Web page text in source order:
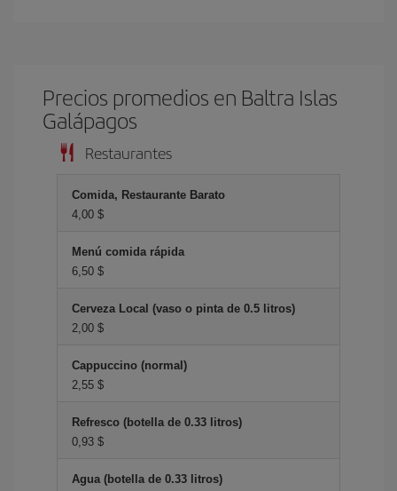
Precios promedios en Baltra Islas
Galápagos
Restaurantes
Comida, Restaurante Barato
4,00 $
Menú comida rápida
6,50 $
Cerveza Local (vaso o pinta de 0.5 litros)
2,00 $
Cappuccino (normal)
2,55 $
Refresco (botella de 0.33 litros)
0,93 $
Agua (botella de 0.33 litros)